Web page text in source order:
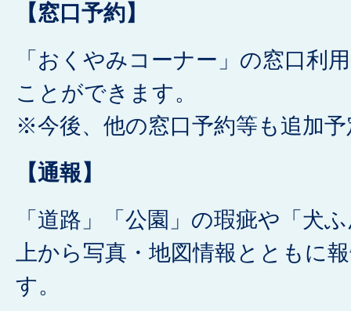
【窓口予約】
「おくやみコーナー」の窓口利
ことができます。
※今後、他の窓口予約等も追加予
【通報】
「道路」「公園」の瑕疵や「犬
上から写真・地図情報とともに
す。